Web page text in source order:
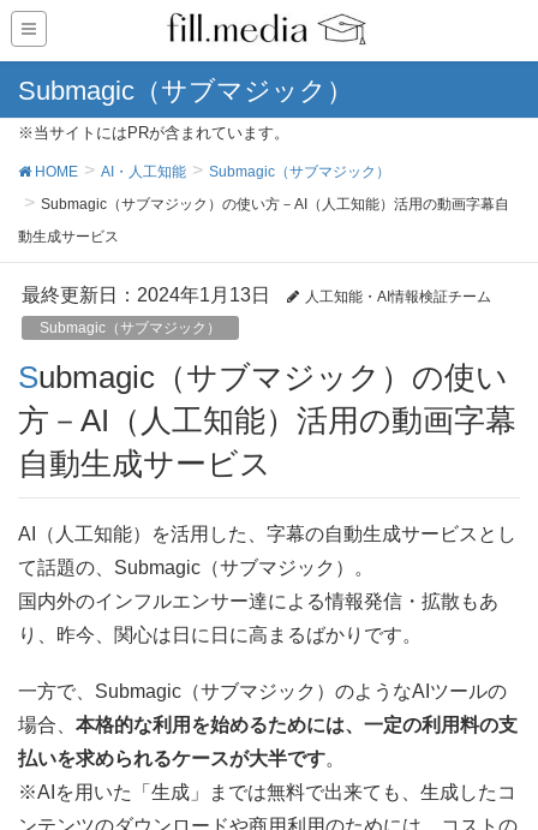
Submagic（サブマジック）
※当サイトにはPRが含まれています。
HOME AI・人工知能
Submagic（サブマジック）
Submagic（サブマジック）の使い方－AI（人工知能）活用の動画字幕自
動生成サービス
最終更新日：2024年1月13日
人工知能・AI情報検証チーム
Submagic（サブマジック）
Submagic（サブマジック）の使い
方－AI（人工知能）活用の動画字幕
自動生成サービス
AI（人工知能）を活用した、字幕の自動生成サービスとし
て話題の、Submagic（サブマジック）。
国内外のインフルエンサー達による情報発信・拡散もあ
り、昨今、関心は日に日に高まるばかりです。
一方で、Submagic（サブマジック）のようなAIツールの
場合、 本格的な利用を始めるためには、一定の利用料の支
払いを求められるケースが大半です。
※AIを用いた「生成」までは無料で出来ても、生成したコ
ンテンツのダウンロードや商用利用のためには、コストの